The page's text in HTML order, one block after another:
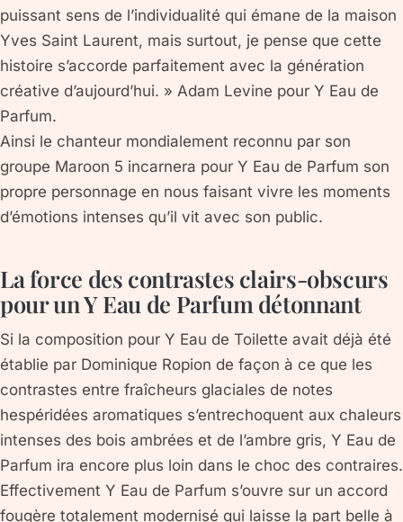
puissant sens de l’individualité qui émane de la maison
Yves Saint Laurent, mais surtout, je pense que cette
histoire s’accorde parfaitement avec la génération
créative d’aujourd’hui. » Adam Levine pour Y Eau de
Parfum.
Ainsi le chanteur mondialement reconnu par son
groupe Maroon 5 incarnera pour Y Eau de Parfum son
propre personnage en nous faisant vivre les moments
d’émotions intenses qu’il vit avec son public.
La force des contrastes clairs-obscurs
pour un Y Eau de Parfum détonnant
Si la composition pour Y Eau de Toilette avait déjà été
établie par Dominique Ropion de façon à ce que les
contrastes entre fraîcheurs glaciales de notes
hespéridées aromatiques s’entrechoquent aux chaleurs
intenses des bois ambrées et de l’ambre gris, Y Eau de
Parfum ira encore plus loin dans le choc des contraires.
Effectivement Y Eau de Parfum s’ouvre sur un accord
fougère totalement modernisé qui laisse la part belle à